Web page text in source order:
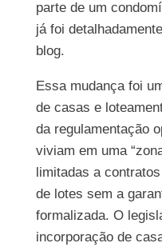
parte de um
já foi
blog.
Essa mudança foi
de casas e
da regulamentação
viviam em uma
limitadas a
de lotes sem a
formalizada. O
incorporação de